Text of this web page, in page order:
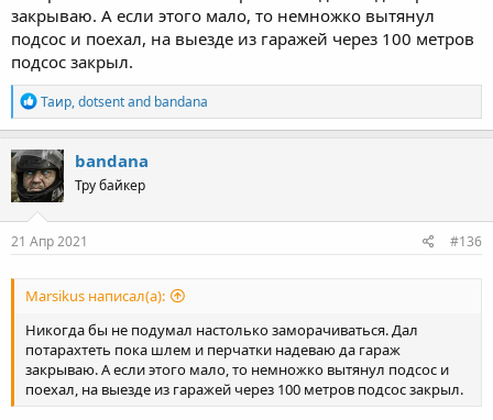
закрываю. А если этого мало, то немножко вытянул
подсос и поехал, на выезде из гаражей через 100 метров
подсос закрыл.
R
e
a
c
t
i
o
n
s
Таир,dotsentand bandana
bandana
Тру байкер
21 Апр 2021 #136
Marsikus написал(а):
Никогда бы не подумал настолько заморачиваться. Дал
потарахтеть пока шлем и перчатки надеваю да гараж
закрываю. А если этого мало, то немножко вытянул подсос и
поехал, на выезде из гаражей через 100 метров подсос закрыл.